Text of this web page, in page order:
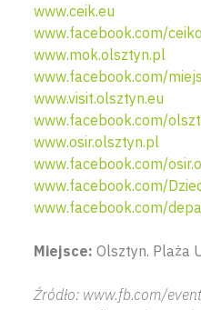
www.ceik.eu
www.facebook.com/
www.mok.olsztyn.pl
www.facebook.com/
www.visit.olsztyn.eu
www.facebook.com/
www.osir.olsztyn.pl
www.facebook.com/
www.facebook.com/
www.facebook.com/
Miejsce: Olsztyn. Plaża
Źródło: www.fb.com/